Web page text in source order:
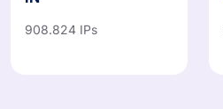
908.824 IPs